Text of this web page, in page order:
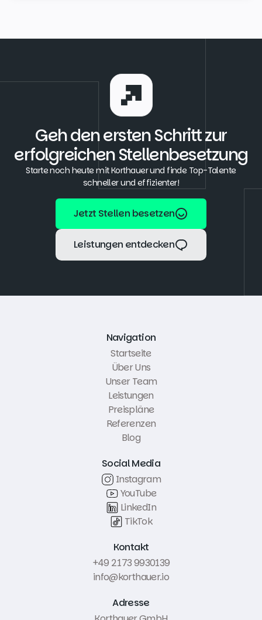
Geh den ersten Schritt zur
erfolgreichen Stellenbesetzung
Starte noch heute mit Korthauer und finde Top-Talente
schneller und effizienter!
Jetzt Stellen besetzen
Jetzt Stellen besetzen
Leistungen entdecken
Leistungen entdecken
Navigation
Startseite
Über Uns
Unser Team
Leistungen
Preispläne
Referenzen
Blog
Social Media
Instagram
YouTube
LinkedIn
TikTok
Kontakt
+49 2173 9930139
info@korthauer.io
Adresse